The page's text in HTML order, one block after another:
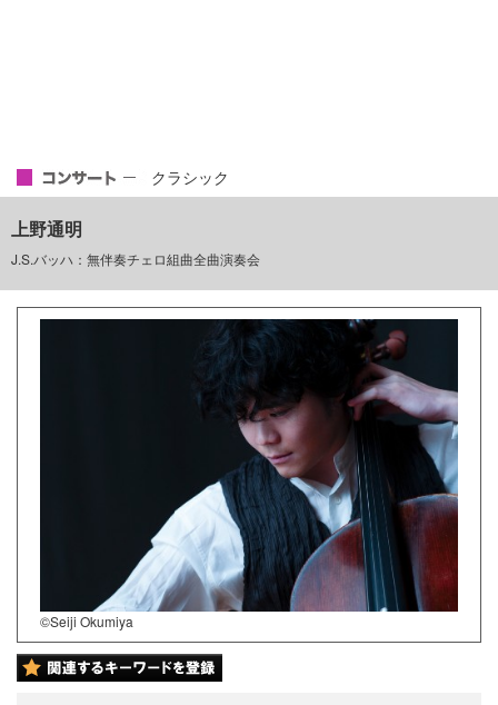
クラシック
上野通明
J.S.バッハ：無伴奏チェロ組曲全曲演奏会
©Seiji Okumiya